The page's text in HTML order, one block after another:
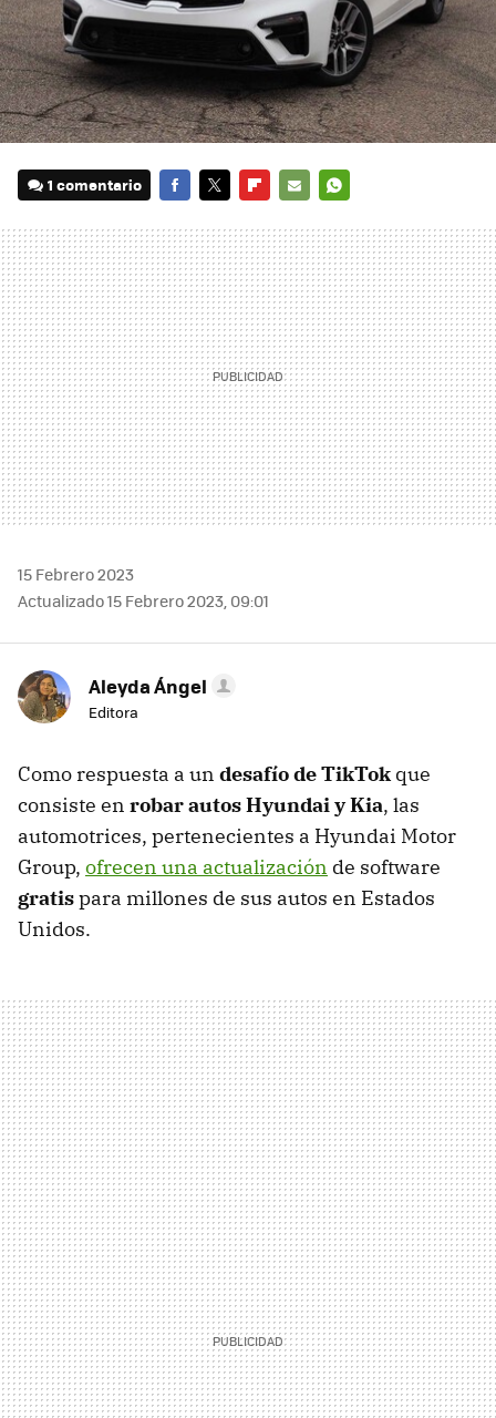
1 comentario
MAIL
15 Febrero 2023
Actualizado 15 Febrero 2023, 09:01
Aleyda Ángel
Editora
Como respuesta a un desafío de TikTokque
consiste en robar autos Hyundai y Kia, las
automotrices, pertenecientes a Hyundai Motor
Group, ofrecen una actualización de software
gratispara millones de sus autos en Estados
Unidos.